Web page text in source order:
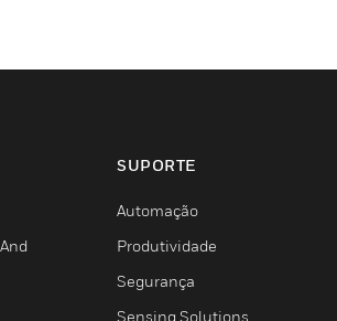
SUPORTE
Automação
Produtividade
Segurança
Sensing Solutions